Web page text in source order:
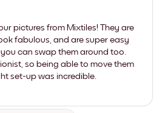
pictures from Mixtiles! They are
fabulous, and are super easy
can swap them around too.
so being able to move them
set-up was incredible.